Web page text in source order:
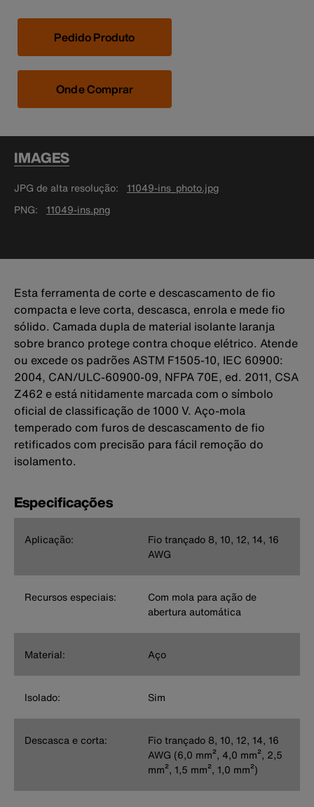
Pedido Produto
Onde Comprar
IMAGES
JPG de alta resolução
11049-ins_photo.jpg
PNG
11049-ins.png
Esta ferramenta de corte e descascamento de fio
compacta e leve corta, descasca, enrola e mede fio
sólido. Camada dupla de material isolante laranja
sobre branco protege contra choque elétrico. Atende
ou excede os padrões ASTM F1505-10, IEC 60900:
2004, CAN/ULC-60900-09, NFPA 70E, ed. 2011, CSA
Z462 e está nitidamente marcada com o símbolo
oficial de classificação de 1000 V. Aço-mola
temperado com furos de descascamento de fio
retificados com precisão para fácil remoção do
isolamento.
Especificações
Aplicação:
Fio trançado 8, 10, 12, 14, 16
AWG
Recursos especiais:
Com mola para ação de
abertura automática
Material: Aço
Isolado: Sim
Descasca e corta:
Fio trançado 8, 10, 12, 14, 16
AWG (6,0 mm², 4,0 mm², 2,5
mm², 1,5 mm², 1,0 mm²)